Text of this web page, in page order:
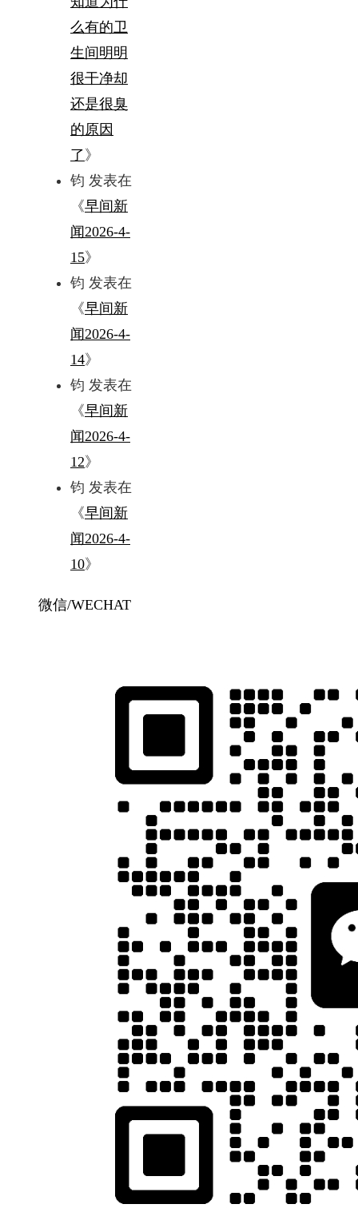
么有的卫
生间明明
很干净却
还是很臭
的原因
了 》
钧 发表在
《早间新
闻2026-4-
15》
钧 发表在
《早间新
闻2026-4-
14》
钧 发表在
《早间新
闻2026-4-
12》
钧 发表在
《早间新
闻2026-4-
10》
微信/WECHAT